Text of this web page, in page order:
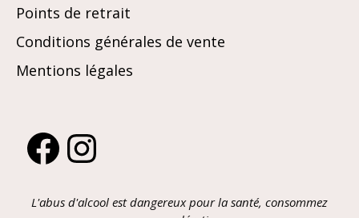
Points de retrait
Conditions générales de vente
Mentions légales
FacebookInstagram
L'abus d'alcool est dangereux pour la santé, consommez